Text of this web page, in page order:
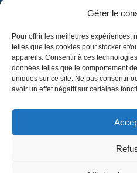
Gérer le
Pour offrir les meilleures expériences,
telles que les cookies pour stocker et/
appareils. Consentir à ces
données telles que le comportement
uniques sur ce site. Ne pas consentir
avoir un effet négatif sur certaines
J’ai lu et j’accepte la
d’OsaBus.
Obtenez
Obtenez